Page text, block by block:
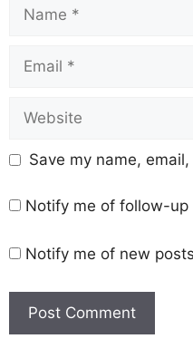
Save my name,
Notify me of follow-up
Notify me of new